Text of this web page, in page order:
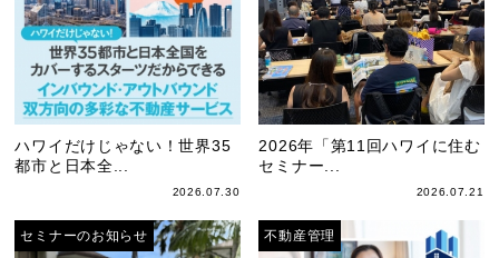
ハワイだけじゃない！世界35
都市と日本全...
2026.07.30
2026年「第11回ハワイに住む
セミナー...
2026.07.21
セミナーのお知らせ 不動産管理